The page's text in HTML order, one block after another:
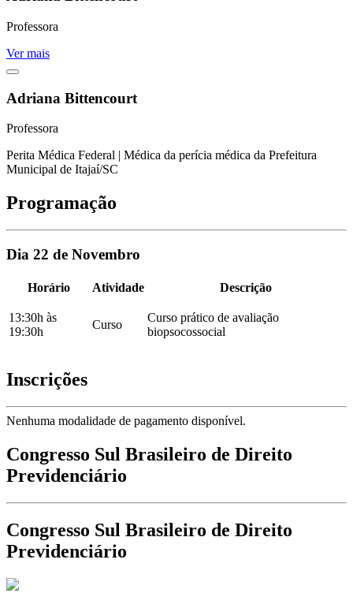
Professora
Ver mais
Adriana Bittencourt
Professora
Perita Médica Federal | Médica da perícia médica da Prefeitura
Municipal de Itajaí/SC
Programação
Dia 22 de Novembro
Horário Atividade Descrição
13:30h às
19:30h
Curso
Curso prático de avaliação
biopsocossocial
Inscrições
Nenhuma modalidade de pagamento disponível.
Congresso Sul Brasileiro de Direito
Previdenciário
Congresso Sul Brasileiro de Direito
Previdenciário